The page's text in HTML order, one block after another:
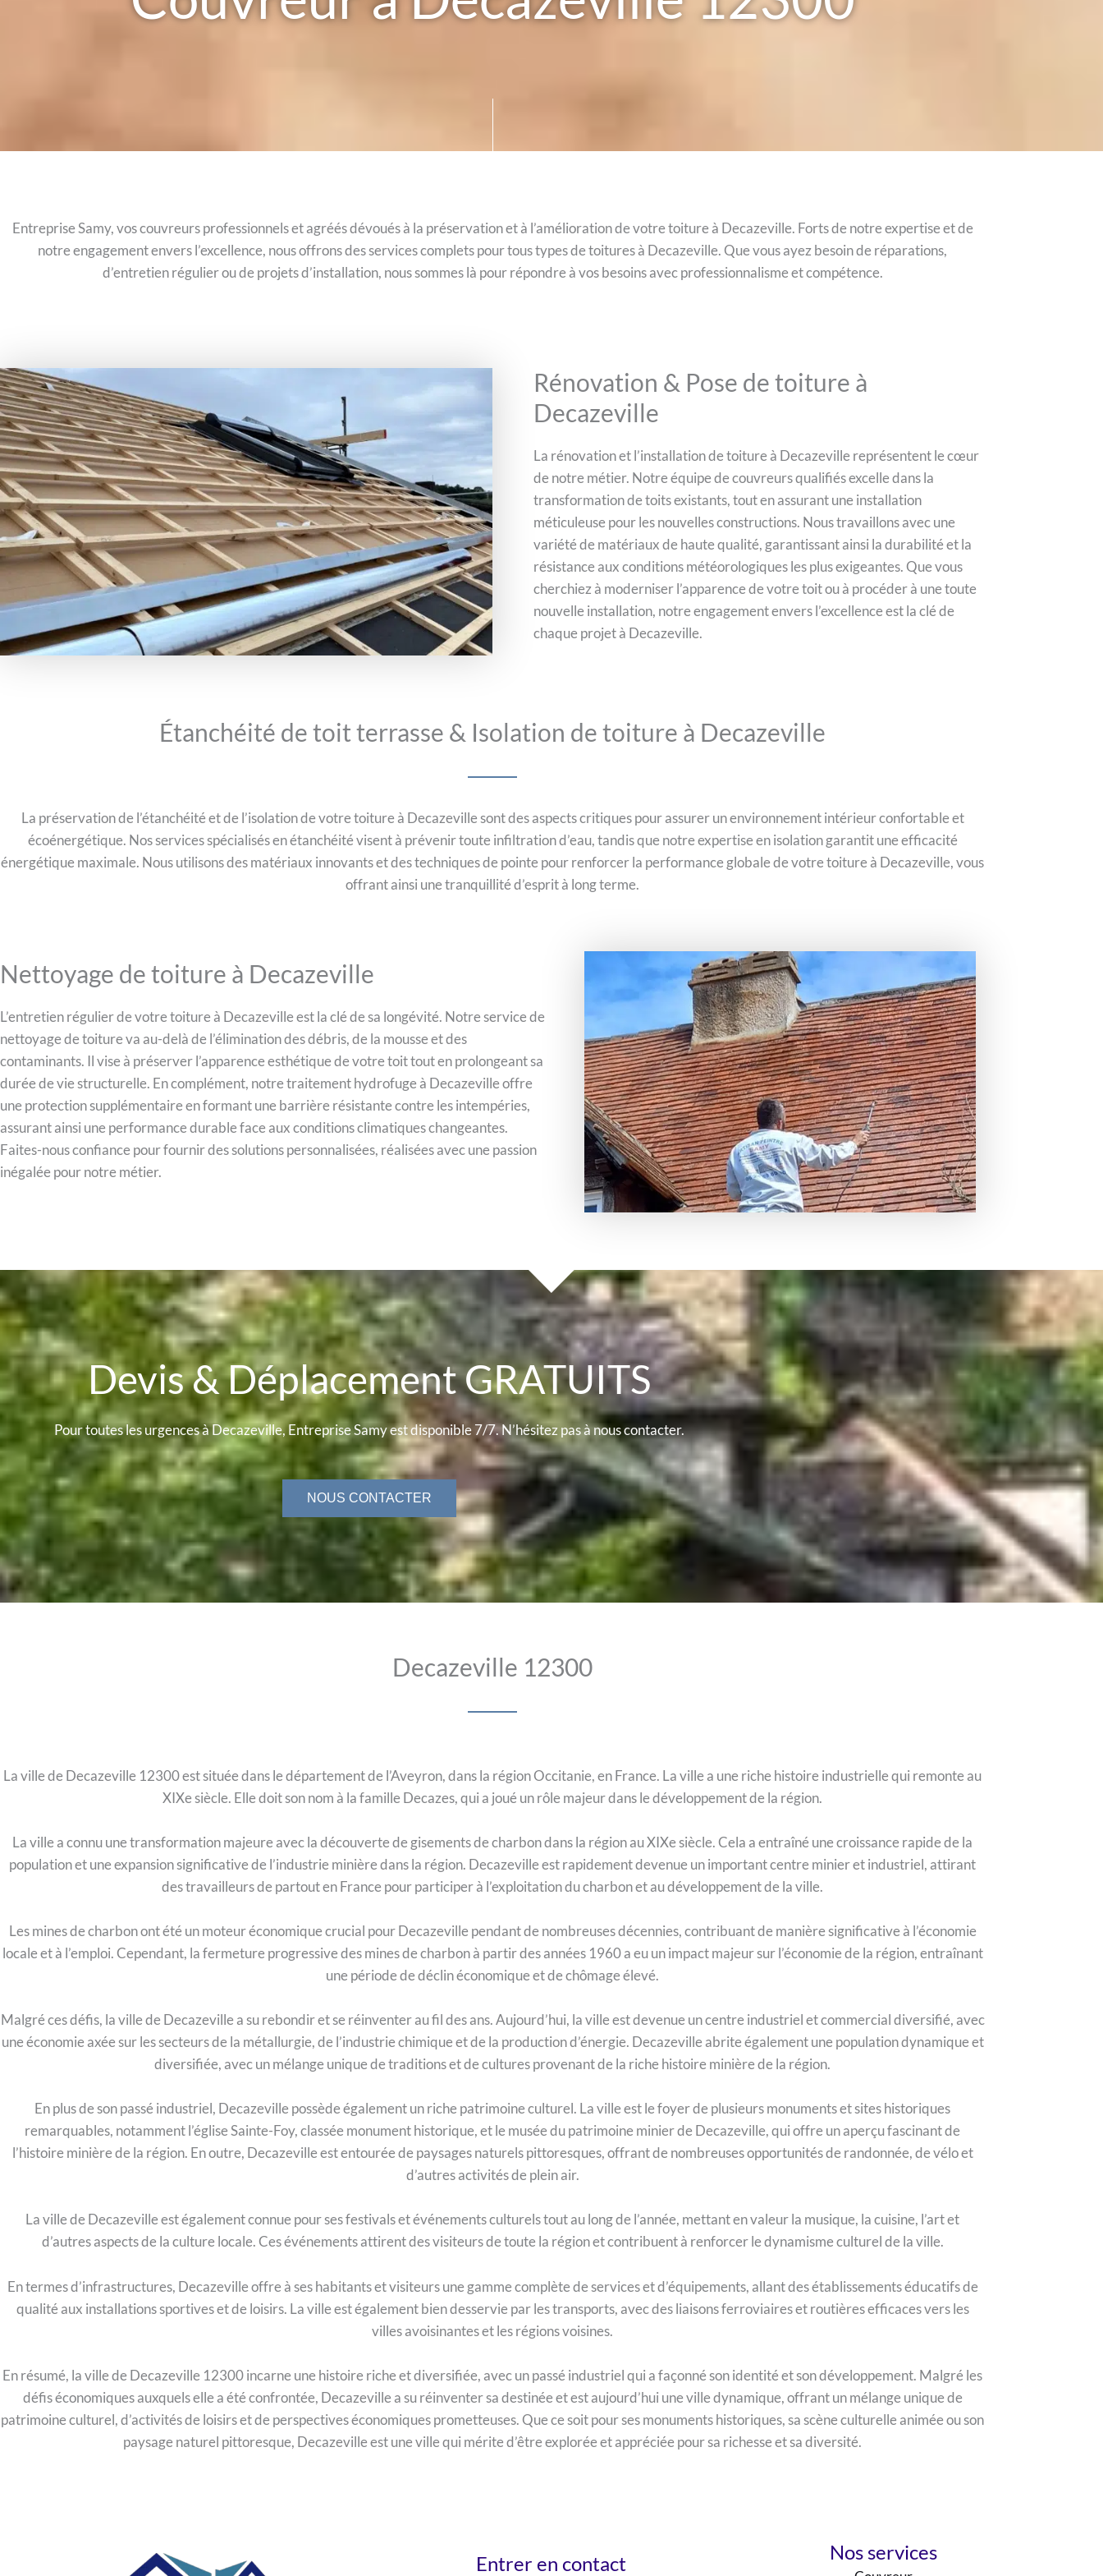
Entreprise Samy, vos couvreurs professionnels et agréés dévoués à la préservation et à l’amélioration de votre toiture à Decazeville. Forts de notre expertise et de
notre engagement envers l’excellence, nous offrons des services complets pour tous types de toitures à Decazeville. Que vous ayez besoin de réparations,
d’entretien régulier ou de projets d’installation, nous sommes là pour répondre à vos besoins avec professionnalisme et compétence.
Rénovation & Pose de toiture à
Decazeville
La rénovation et l’installation de toiture à Decazeville représentent le cœur
de notre métier. Notre équipe de couvreurs qualifiés excelle dans la
transformation de toits existants, tout en assurant une installation
méticuleuse pour les nouvelles constructions. Nous travaillons avec une
variété de matériaux de haute qualité, garantissant ainsi la durabilité et la
résistance aux conditions météorologiques les plus exigeantes. Que vous
cherchiez à moderniser l’apparence de votre toit ou à procéder à une toute
nouvelle installation, notre engagement envers l’excellence est la clé de
chaque projet à Decazeville.
Étanchéité de toit terrasse & Isolation de toiture à Decazeville
La préservation de l’étanchéité et de l’isolation de votre toiture à Decazeville sont des aspects critiques pour assurer un environnement intérieur confortable et
écoénergétique. Nos services spécialisés en étanchéité visent à prévenir toute infiltration d’eau, tandis que notre expertise en isolation garantit une efficacité
énergétique maximale. Nous utilisons des matériaux innovants et des techniques de pointe pour renforcer la performance globale de votre toiture à Decazeville, vous
offrant ainsi une tranquillité d’esprit à long terme.
Nettoyage de toiture à Decazeville
L’entretien régulier de votre toiture à Decazeville est la clé de sa longévité. Notre service de
nettoyage de toiture va au-delà de l’élimination des débris, de la mousse et des
contaminants. Il vise à préserver l’apparence esthétique de votre toit tout en prolongeant sa
durée de vie structurelle. En complément, notre traitement hydrofuge à Decazeville offre
une protection supplémentaire en formant une barrière résistante contre les intempéries,
assurant ainsi une performance durable face aux conditions climatiques changeantes.
Faites-nous confiance pour fournir des solutions personnalisées, réalisées avec une passion
inégalée pour notre métier.
Devis & Déplacement GRATUITS
Pour toutes les urgences à Decazeville, Entreprise Samy est disponible 7/7. N’hésitez pas à nous contacter.
NOUS CONTACTER
Decazeville 12300
La ville de Decazeville 12300 est située dans le département de l’Aveyron, dans la région Occitanie, en France. La ville a une riche histoire industrielle qui remonte au
XIXe siècle. Elle doit son nom à la famille Decazes, qui a joué un rôle majeur dans le développement de la région.
La ville a connu une transformation majeure avec la découverte de gisements de charbon dans la région au XIXe siècle. Cela a entraîné une croissance rapide de la
population et une expansion significative de l’industrie minière dans la région. Decazeville est rapidement devenue un important centre minier et industriel, attirant
des travailleurs de partout en France pour participer à l’exploitation du charbon et au développement de la ville.
Les mines de charbon ont été un moteur économique crucial pour Decazeville pendant de nombreuses décennies, contribuant de manière significative à l’économie
locale et à l’emploi. Cependant, la fermeture progressive des mines de charbon à partir des années 1960 a eu un impact majeur sur l’économie de la région, entraînant
une période de déclin économique et de chômage élevé.
Malgré ces défis, la ville de Decazeville a su rebondir et se réinventer au fil des ans. Aujourd’hui, la ville est devenue un centre industriel et commercial diversifié, avec
une économie axée sur les secteurs de la métallurgie, de l’industrie chimique et de la production d’énergie. Decazeville abrite également une population dynamique et
diversifiée, avec un mélange unique de traditions et de cultures provenant de la riche histoire minière de la région.
En plus de son passé industriel, Decazeville possède également un riche patrimoine culturel. La ville est le foyer de plusieurs monuments et sites historiques
remarquables, notamment l’église Sainte-Foy, classée monument historique, et le musée du patrimoine minier de Decazeville, qui offre un aperçu fascinant de
l’histoire minière de la région. En outre, Decazeville est entourée de paysages naturels pittoresques, offrant de nombreuses opportunités de randonnée, de vélo et
d’autres activités de plein air.
La ville de Decazeville est également connue pour ses festivals et événements culturels tout au long de l’année, mettant en valeur la musique, la cuisine, l’art et
d’autres aspects de la culture locale. Ces événements attirent des visiteurs de toute la région et contribuent à renforcer le dynamisme culturel de la ville.
En termes d’infrastructures, Decazeville offre à ses habitants et visiteurs une gamme complète de services et d’équipements, allant des établissements éducatifs de
qualité aux installations sportives et de loisirs. La ville est également bien desservie par les transports, avec des liaisons ferroviaires et routières efficaces vers les
villes avoisinantes et les régions voisines.
En résumé, la ville de Decazeville 12300 incarne une histoire riche et diversifiée, avec un passé industriel qui a façonné son identité et son développement. Malgré les
défis économiques auxquels elle a été confrontée, Decazeville a su réinventer sa destinée et est aujourd’hui une ville dynamique, offrant un mélange unique de
patrimoine culturel, d’activités de loisirs et de perspectives économiques prometteuses. Que ce soit pour ses monuments historiques, sa scène culturelle animée ou son
paysage naturel pittoresque, Decazeville est une ville qui mérite d’être explorée et appréciée pour sa richesse et sa diversité.
Entrer en contact Nos services